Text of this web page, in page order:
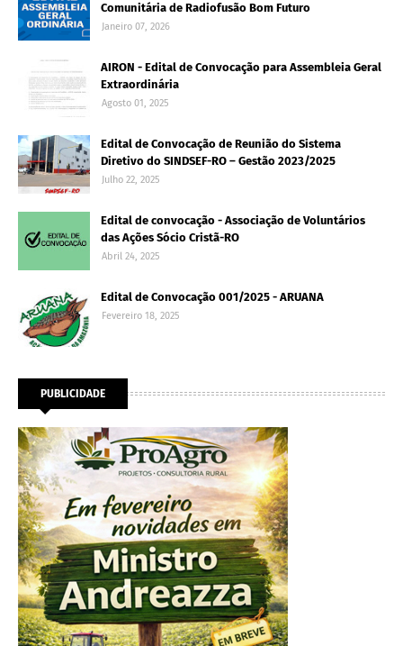
Comunitária de Radiofusão Bom Futuro
Janeiro 07, 2026
AIRON - Edital de Convocação para Assembleia Geral
Extraordinária
Agosto 01, 2025
Edital de Convocação de Reunião do Sistema
Diretivo do SINDSEF-RO – Gestão 2023/2025
Julho 22, 2025
Edital de convocação - Associação de Voluntários
das Ações Sócio Cristã-RO
Abril 24, 2025
Edital de Convocação 001/2025 - ARUANA
Fevereiro 18, 2025
PUBLICIDADE